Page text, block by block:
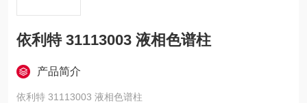
依利特 31113003 液相色谱柱
产品简介
依利特 31113003 液相色谱柱